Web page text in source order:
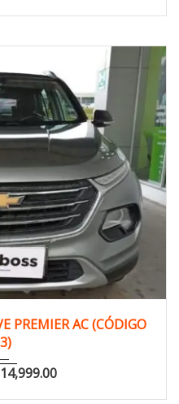
PREMIER AC (CÓDIGO
14,999.00